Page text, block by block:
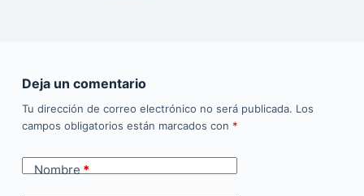
Deja un comentario
Tu dirección de correo electrónico no será publicada. Los
campos obligatorios están marcados con *
Nombre *